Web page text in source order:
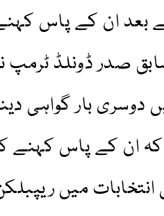
بعد ان کے پاس
صدر ڈونلڈ ٹرمپ
دوسری بار گواہی
ان کے پاس کہنے
کے صدارتی انتخابات میں